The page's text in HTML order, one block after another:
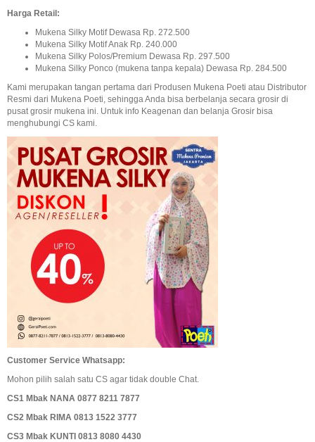
Harga Retail:
Mukena Silky Motif Dewasa Rp. 272.500
Mukena Silky Motif Anak Rp. 240.000
Mukena Silky Polos/Premium Dewasa Rp. 297.500
Mukena Silky Ponco (mukena tanpa kepala) Dewasa Rp. 284.500
Kami merupakan tangan pertama dari Produsen Mukena Poeti atau Distributor
Resmi dari Mukena Poeti, sehingga Anda bisa berbelanja secara grosir di
pusat grosir mukena ini. Untuk info Keagenan dan belanja Grosir bisa
menghubungi CS kami.
Customer Service Whatsapp:
Mohon pilih salah satu CS agar tidak double Chat.
CS1 Mbak NANA 0877 8211 7877
CS2 Mbak RIMA 0813 1522 3777
CS3 Mbak KUNTI 0813 8080 4430